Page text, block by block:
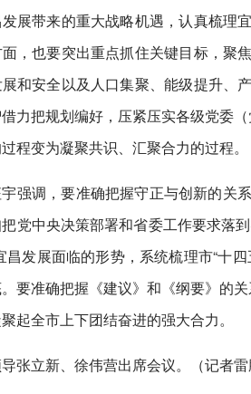
展带来的重大战略机遇，认真梳理
，也要突出重点抓住关键目标，聚
和安全以及人口集聚、能级提升、
力把规划编好，压紧压实各级党委
程变为凝聚共识、汇聚合力的过程。
强调，要准确把握守正与创新的关
党中央决策部署和省委工作要求落
昌发展面临的形势，系统梳理市“十
要准确把握《建议》和《纲要》的
起全市上下团结奋进的强大合力。
张立新、徐伟营出席会议。（记者雷